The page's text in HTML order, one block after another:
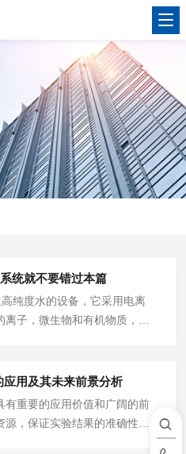
统就不要错过本篇
纯度水的设备，它采用电离
子，微生物和有机物质，提
用及其未来前景分析
有重要的应用价值和广阔的前
，保证实验结果的准确性和